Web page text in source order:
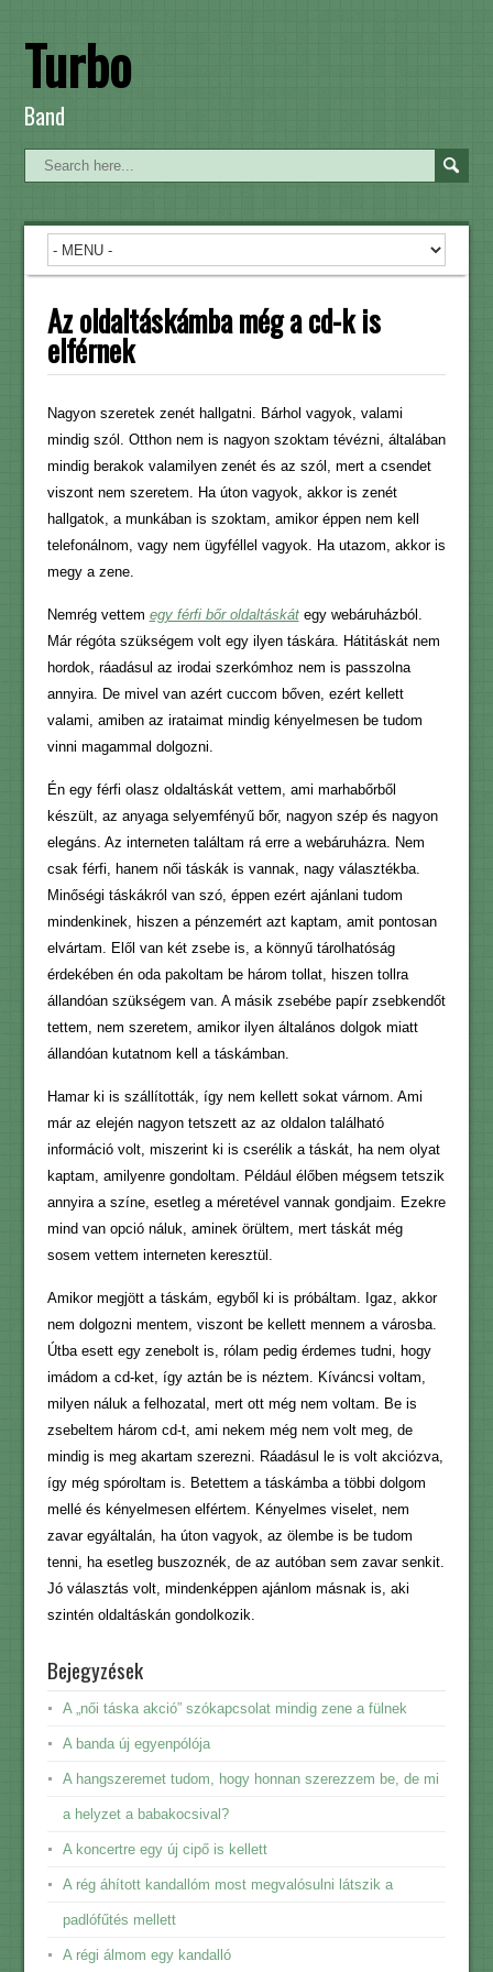
Turbo
Band
Az oldaltáskámba még a cd-k is
elférnek
Nagyon szeretek zenét hallgatni. Bárhol vagyok, valami
mindig szól. Otthon nem is nagyon szoktam tévézni, általában
mindig berakok valamilyen zenét és az szól, mert a csendet
viszont nem szeretem. Ha úton vagyok, akkor is zenét
hallgatok, a munkában is szoktam, amikor éppen nem kell
telefonálnom, vagy nem ügyféllel vagyok. Ha utazom, akkor is
megy a zene.
Nemrég vettem egy férfi bőr oldaltáskátegy webáruházból.
Már régóta szükségem volt egy ilyen táskára. Hátitáskát nem
hordok, ráadásul az irodai szerkómhoz nem is passzolna
annyira. De mivel van azért cuccom bőven, ezért kellett
valami, amiben az irataimat mindig kényelmesen be tudom
vinni magammal dolgozni.
Én egy férfi olasz oldaltáskát vettem, ami marhabőrből
készült, az anyaga selyemfényű bőr, nagyon szép és nagyon
elegáns. Az interneten találtam rá erre a webáruházra. Nem
csak férfi, hanem női táskák is vannak, nagy választékba.
Minőségi táskákról van szó, éppen ezért ajánlani tudom
mindenkinek, hiszen a pénzemért azt kaptam, amit pontosan
elvártam. Elől van két zsebe is, a könnyű tárolhatóság
érdekében én oda pakoltam be három tollat, hiszen tollra
állandóan szükségem van. A másik zsebébe papír zsebkendőt
tettem, nem szeretem, amikor ilyen általános dolgok miatt
állandóan kutatnom kell a táskámban.
Hamar ki is szállították, így nem kellett sokat várnom. Ami
már az elején nagyon tetszett az az oldalon található
információ volt, miszerint ki is cserélik a táskát, ha nem olyat
kaptam, amilyenre gondoltam. Például élőben mégsem tetszik
annyira a színe, esetleg a méretével vannak gondjaim. Ezekre
mind van opció náluk, aminek örültem, mert táskát még
sosem vettem interneten keresztül.
Amikor megjött a táskám, egyből ki is próbáltam. Igaz, akkor
nem dolgozni mentem, viszont be kellett mennem a városba.
Útba esett egy zenebolt is, rólam pedig érdemes tudni, hogy
imádom a cd-ket, így aztán be is néztem. Kíváncsi voltam,
milyen náluk a felhozatal, mert ott még nem voltam. Be is
zsebeltem három cd-t, ami nekem még nem volt meg, de
mindig is meg akartam szerezni. Ráadásul le is volt akciózva,
így még spóroltam is. Betettem a táskámba a többi dolgom
mellé és kényelmesen elfértem. Kényelmes viselet, nem
zavar egyáltalán, ha úton vagyok, az ölembe is be tudom
tenni, ha esetleg buszoznék, de az autóban sem zavar senkit.
Jó választás volt, mindenképpen ajánlom másnak is, aki
szintén oldaltáskán gondolkozik.
Bejegyzések
A „női táska akció” szókapcsolat mindig zene a fülnek
A banda új egyenpólója
A hangszeremet tudom, hogy honnan szerezzem be, de mi
a helyzet a babakocsival?
A koncertre egy új cipő is kellett
A rég áhított kandallóm most megvalósulni látszik a
padlófűtés mellett
A régi álmom egy kandalló